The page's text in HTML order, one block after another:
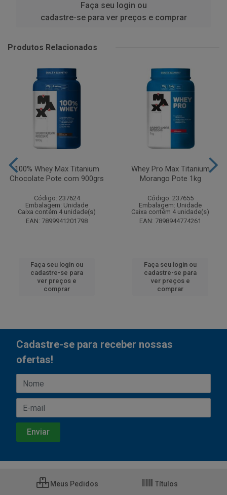
Faça seu login ou
cadastre-se para ver preços e comprar
Produtos Relacionados
100% Whey Max Titanium
Chocolate Pote com 900grs
Código: 237624
Embalagem: Unidade
Caixa contém 4 unidade(s)
EAN: 7899941201798
Faça seu login ou
cadastre-se para
ver preços e
comprar
Whey Pro Max Titanium
Morango Pote 1kg
Código: 237655
Embalagem: Unidade
Caixa contém 4 unidade(s)
EAN: 7898944774261
Faça seu login ou
cadastre-se para
ver preços e
comprar
Cadastre-se para receber nossas
ofertas!
Meus Pedidos Títulos